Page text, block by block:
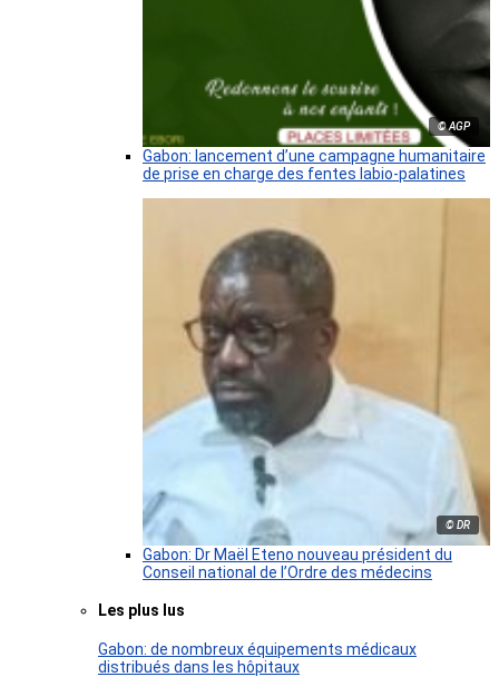
© AGP
Gabon: lancement d’une campagne humanitaire
de prise en charge des fentes labio-palatines
© DR
Gabon: Dr Maël Eteno nouveau président du
Conseil national de l’Ordre des médecins
Les plus lus
Gabon: de nombreux équipements médicaux
distribués dans les hôpitaux